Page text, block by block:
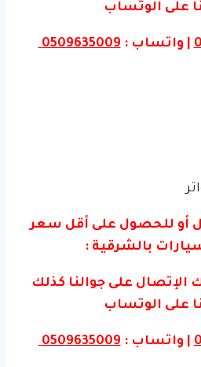
على الوتساب
| واتساب :0509635009
أو للحصول على أقل سعر
بالشرقية :
الإتصال على جوالنا كذلك
على الوتساب
| واتساب :0509635009